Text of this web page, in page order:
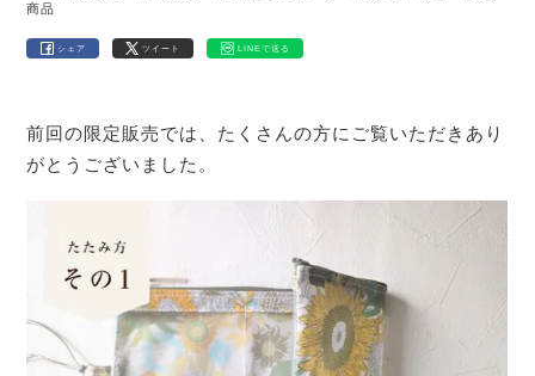
商品
シェア ツイート LINEで送る
前回の限定販売では、たくさんの方にご覧いただきあり
がとうございました。